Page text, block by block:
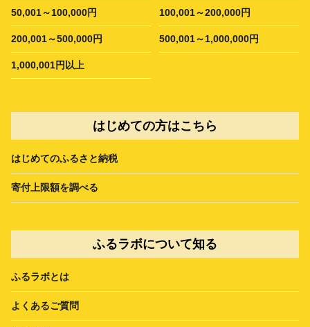
50,001～100,000円 100,001～200,000円
200,001～500,000円 500,001～1,000,000円
1,000,001円以上
はじめての方はこちら
はじめてのふるさと納税
寄付上限額を調べる
ふるラボについて知る
ふるラボとは
よくあるご質問